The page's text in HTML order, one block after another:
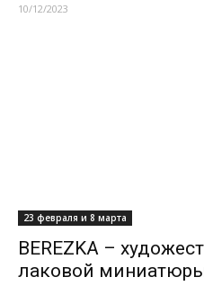
10/12/2023
23 февраля и 8 марта
BEREZKA –
лаковой